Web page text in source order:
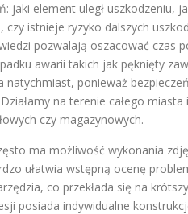
jaki element uległ uszkodzeniu,
istnieje ryzyko dalszych
pozwalają oszacować czas
awarii takich jak pęknięty
natychmiast, ponieważ
na terenie całego
czy magazynowych.
ma możliwość wykonania
ułatwia wstępną ocenę
co przekłada się na
posiada indywidualne